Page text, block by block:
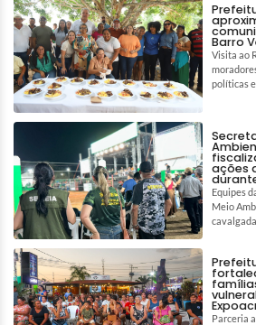
Barro
Visita ao
políticas
ações
Equipes
Meio
Parceria